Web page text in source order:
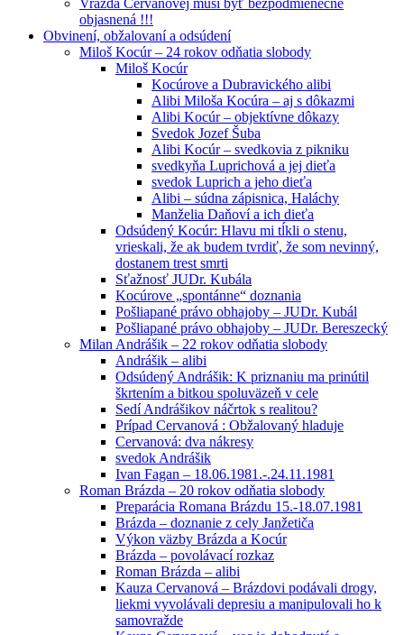
objasnená !!!
Obvinení, obžalovaní a odsúdení
Miloš Kocúr – 24 rokov odňatia slobody
Miloš Kocúr
Kocúrove a Dubravického alibi
Alibi Miloša Kocúra – aj s dôkazmi
Alibi Kocúr – objektívne dôkazy
Svedok Jozef Šuba
Alibi Kocúr – svedkovia z pikniku
svedkyňa Luprichová a jej dieťa
svedok Luprich a jeho dieťa
Alibi – súdna zápisnica, Haláchy
Manželia Daňoví a ich dieťa
Odsúdený Kocúr: Hlavu mi tĺkli o stenu,
vrieskali, že ak budem tvrdiť, že som nevinný,
dostanem trest smrti
Sťažnosť JUDr. Kubála
Kocúrove „spontánne“ doznania
Pošliapané právo obhajoby – JUDr. Kubál
Pošliapané právo obhajoby – JUDr. Bereszecký
Milan Andrášik – 22 rokov odňatia slobody
Andrášik – alibi
Odsúdený Andrášik: K priznaniu ma prinútil
škrtením a bitkou spoluväzeň v cele
Sedí Andrášikov náčrtok s realitou?
Prípad Cervanová : Obžalovaný hladuje
Cervanová: dva nákresy
svedok Andrášik
Ivan Fagan – 18.06.1981.-.24.11.1981
Roman Brázda – 20 rokov odňatia slobody
Preparácia Romana Brázdu 15.-18.07.1981
Brázda – doznanie z cely Janžetiča
Výkon väzby Brázda a Kocúr
Brázda – povolávací rozkaz
Roman Brázda – alibi
Kauza Cervanová – Brázdovi podávali drogy,
liekmi vyvolávali depresiu a manipulovali ho k
samovražde